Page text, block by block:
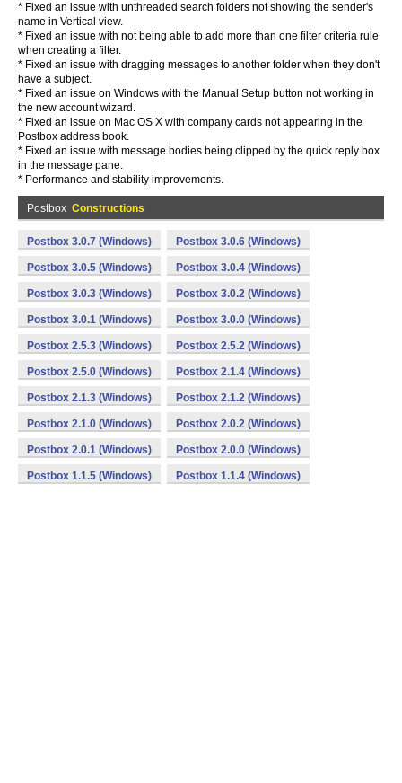
* Fixed an issue with unthreaded search folders not showing the sender's
name in Vertical view.
* Fixed an issue with not being able to add more than one filter criteria rule
when creating a filter.
* Fixed an issue with dragging messages to another folder when they don't
have a subject.
* Fixed an issue on Windows with the Manual Setup button not working in
the new account wizard.
* Fixed an issue on Mac OS X with company cards not appearing in the
Postbox address book.
* Fixed an issue with message bodies being clipped by the quick reply box
in the message pane.
* Performance and stability improvements.
Postbox Constructions
Postbox 3.0.7 (Windows) Postbox 3.0.6 (Windows)
Postbox 3.0.5 (Windows) Postbox 3.0.4 (Windows)
Postbox 3.0.3 (Windows) Postbox 3.0.2 (Windows)
Postbox 3.0.1 (Windows) Postbox 3.0.0 (Windows)
Postbox 2.5.3 (Windows) Postbox 2.5.2 (Windows)
Postbox 2.5.0 (Windows) Postbox 2.1.4 (Windows)
Postbox 2.1.3 (Windows) Postbox 2.1.2 (Windows)
Postbox 2.1.0 (Windows) Postbox 2.0.2 (Windows)
Postbox 2.0.1 (Windows) Postbox 2.0.0 (Windows)
Postbox 1.1.5 (Windows) Postbox 1.1.4 (Windows)